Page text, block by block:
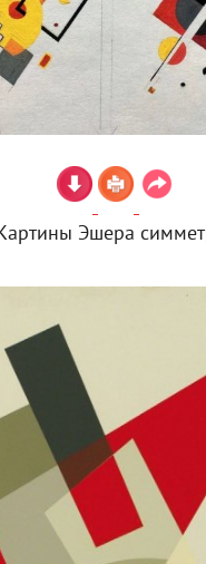
Эшера